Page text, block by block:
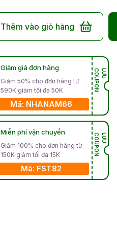
Thêm vào giỏ hàng
Giảm giá đơn hàng
Giảm 50% cho đơn hàng từ
590K giảm tối đa 50K
Mã: NHANAM66
L
Ư
U
C
O
U
P
O
N
Miễn phí vận chuyển
Giảm 100% cho đơn hàng từ
150K giảm tối đa 15K
Mã: FST82
L
Ư
U
C
O
U
P
O
N